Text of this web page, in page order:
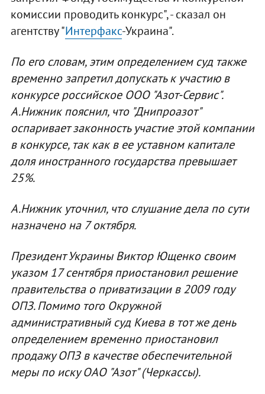
комиссии проводить конкурс", - сказал он
агентству "Интерфакс-Украина".
По его словам, этим определением суд также
временно запретил допускать к участию в
конкурсе российское ООО "Азот-Сервис".
А.Нижник пояснил, что "Днипроазот"
оспаривает законность участие этой компании
в конкурсе, так как в ее уставном капитале
доля иностранного государства превышает
25%.
А.Нижник уточнил, что слушание дела по сути
назначено на 7 октября.
Президент Украины Виктор Ющенко своим
указом 17 сентября приостановил решение
правительства о приватизации в 2009 году
ОПЗ. Помимо того Окружной
административный суд Киева в тот же день
определением временно приостановил
продажу ОПЗ в качестве обеспечительной
меры по иску ОАО "Азот" (Черкассы).